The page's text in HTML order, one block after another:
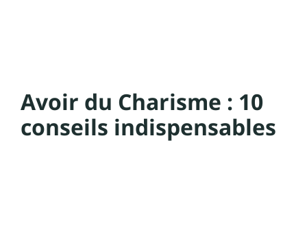
Avoir du Charisme : 10
conseils indispensables